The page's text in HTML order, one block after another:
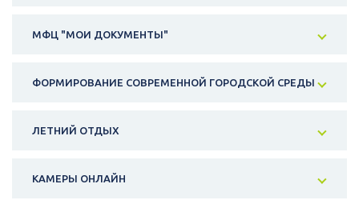
МФЦ "МОИ ДОКУМЕНТЫ"
ФОРМИРОВАНИЕ СОВРЕМЕННОЙ ГОРОДСКОЙ СРЕДЫ
ЛЕТНИЙ ОТДЫХ
КАМЕРЫ ОНЛАЙН